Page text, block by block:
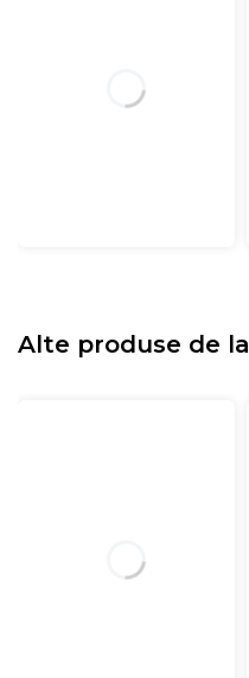
Alte produse de la